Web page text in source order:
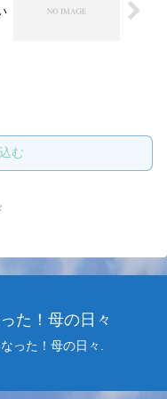
む
た！母の日々
った！母の日々.